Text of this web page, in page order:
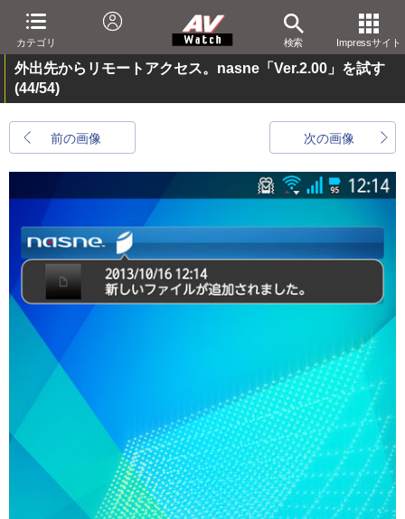
カテゴリ 検索 Impressサイト
外出先からリモートアクセス。nasne「Ver.2.00」を試す
(44/54)
前の画像 次の画像